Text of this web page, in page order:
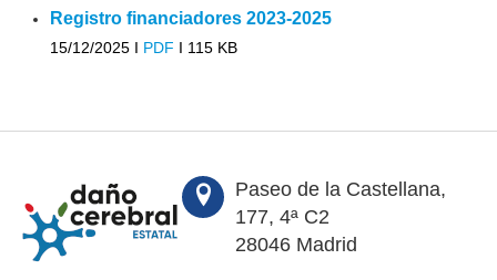
Registro financiadores 2023-2025
15/12/2025 I PDF I 115 KB
Paseo de la Castellana,
177, 4ª C2
28046 Madrid